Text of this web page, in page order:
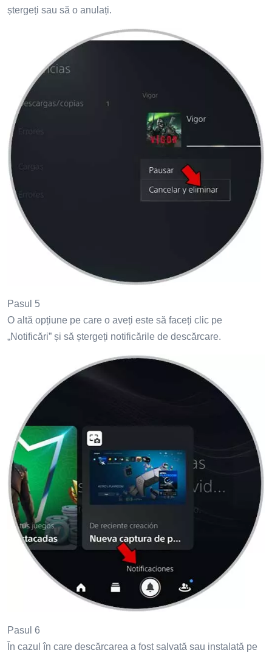
ștergeți sau să o anulați.
Pasul 5
O altă opțiune pe care o aveți este să faceți clic pe
„Notificări” și să ștergeți notificările de descărcare.
Pasul 6
În cazul în care descărcarea a fost salvată sau instalată pe